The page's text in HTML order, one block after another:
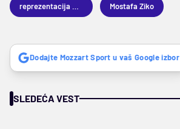
Mostafa Ziko
Dodajte Mozzart Sport u vaš Google izbor
SLEDEĆA VEST